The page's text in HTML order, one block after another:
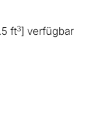
ft3] verfügbar